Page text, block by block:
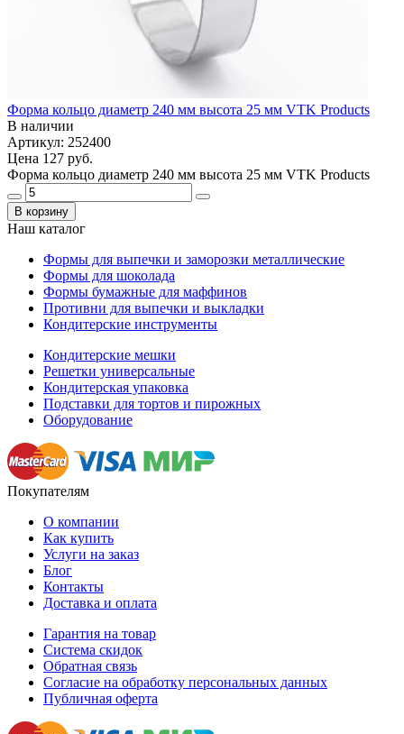
Форма кольцо диаметр 240 мм высота 25 мм VTK Products
В наличии
Артикул: 252400
Цена 127 руб.
Форма кольцо диаметр 240 мм высота 25 мм VTK Products
В корзину
Наш каталог
Формы для выпечки и заморозки металлические
Формы для шоколада
Формы бумажные для маффинов
Противни для выпечки и выкладки
Кондитерские инструменты
Кондитерские мешки
Решетки универсальные
Кондитерская упаковка
Подставки для тортов и пирожных
Оборудование
Покупателям
О компании
Как купить
Услуги на заказ
Блог
Контакты
Доставка и оплата
Гарантия на товар
Система скидок
Обратная связь
Согласие на обработку персональных данных
Публичная оферта